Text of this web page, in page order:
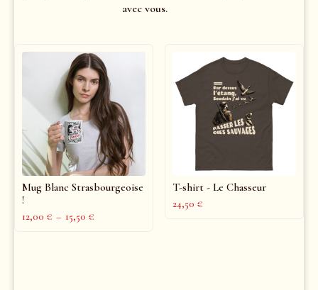
avec vous.
Mug Blanc Strasbourgeoise
!
12,00 € – 15,50 €
T-shirt - Le Chasseur
24,50 €